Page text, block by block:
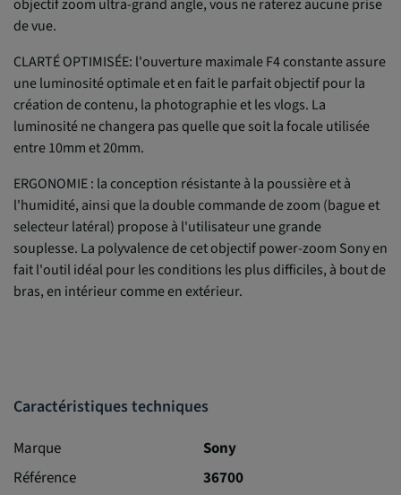
objectif zoom ultra-grand angle, vous ne raterez aucune prise
de vue.
CLARTÉ OPTIMISÉE: l'ouverture maximale F4 constante assure
une luminosité optimale et en fait le parfait objectif pour la
création de contenu, la photographie et les vlogs. La
luminosité ne changera pas quelle que soit la focale utilisée
entre 10mm et 20mm.
ERGONOMIE : la conception résistante à la poussière et à
l'humidité, ainsi que la double commande de zoom (bague et
selecteur latéral) propose à l'utilisateur une grande
souplesse. La polyvalence de cet objectif power-zoom Sony en
fait l'outil idéal pour les conditions les plus difficiles, à bout de
bras, en intérieur comme en extérieur.
Caractéristiques techniques
Marque
Sony
Référence
36700